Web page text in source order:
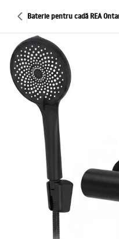
Baterie pentru cadă REA